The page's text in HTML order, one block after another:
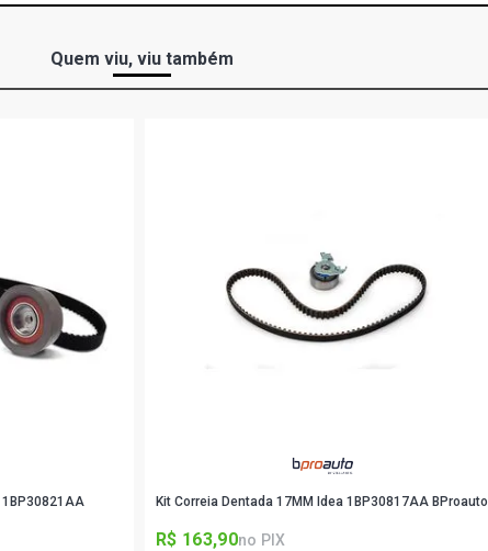
Quem viu, viu também
Kit Correia Dentada 17MM Idea 1BP30817AA BProauto
R$ 163,90no PIX